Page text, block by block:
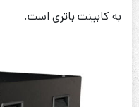
به کابینت باتری است.